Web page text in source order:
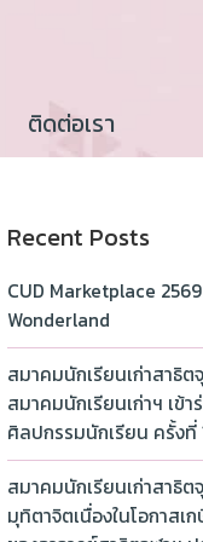
ติดต่อเรา
Recent Posts
CUD Marketplace
Wonderland
สมาคมนักเรียนเก่าสาธิต
สมาคมนักเรียนเก่าฯ เข้า
ศิลปกรรมนักเรียน ครั้งที่
สมาคมนักเรียนเก่าสาธิ
มุทิตาจิตเนื่องในโอกาสเ